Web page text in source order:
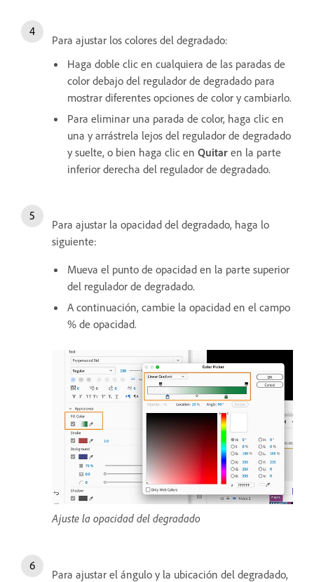
Para ajustar los colores del degradado:
Haga doble clic en cualquiera de las paradas de
color debajo del regulador de degradado para
mostrar diferentes opciones de color y cambiarlo.
Para eliminar una parada de color, haga clic en
una y arrástrela lejos del regulador de degradado
y suelte, o bien haga clic en Quitar en la parte
inferior derecha del regulador de degradado.
Para ajustar la opacidad del degradado, haga lo
siguiente:
Mueva el punto de opacidad en la parte superior
del regulador de degradado.
A continuación, cambie la opacidad en el campo
% de opacidad.
Ajuste la opacidad del degradado
Para ajustar el ángulo y la ubicación del degradado,